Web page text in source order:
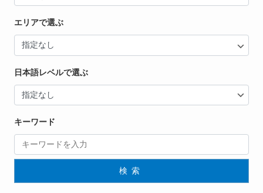
エリアで選ぶ
日本語レベルで選ぶ
キーワード
検索